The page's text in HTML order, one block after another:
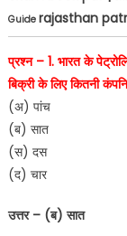
Guide rajasthan
प्रश्न – 1. भारत के
बिक्री के लिए कितनी
(अ) पांच
(ब) सात
(स) दस
(द) चार
उत्तर – (ब) सात